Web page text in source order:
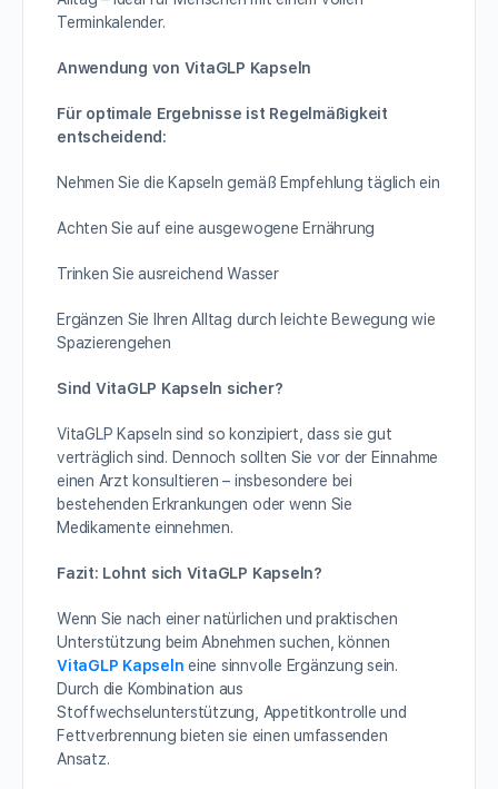
Terminkalender.
Anwendung von VitaGLP Kapseln
Für optimale Ergebnisse ist Regelmäßigkeit
entscheidend:
Nehmen Sie die Kapseln gemäß Empfehlung täglich ein
Achten Sie auf eine ausgewogene Ernährung
Trinken Sie ausreichend Wasser
Ergänzen Sie Ihren Alltag durch leichte Bewegung wie
Spazierengehen
Sind VitaGLP Kapseln sicher?
VitaGLP Kapseln sind so konzipiert, dass sie gut
verträglich sind. Dennoch sollten Sie vor der Einnahme
einen Arzt konsultieren – insbesondere bei
bestehenden Erkrankungen oder wenn Sie
Medikamente einnehmen.
Fazit: Lohnt sich VitaGLP Kapseln?
Wenn Sie nach einer natürlichen und praktischen
Unterstützung beim Abnehmen suchen, können
VitaGLP Kapseln eine sinnvolle Ergänzung sein.
Durch die Kombination aus
Stoffwechselunterstützung, Appetitkontrolle und
Fettverbrennung bieten sie einen umfassenden
Ansatz.